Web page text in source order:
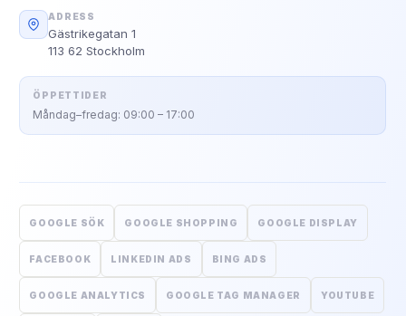
ADRESS
Gästrikegatan 1
113 62 Stockholm
ÖPPETTIDER
Måndag–fredag: 09:00 – 17:00
GOOGLE SÖK GOOGLE SHOPPING GOOGLE DISPLAY
FACEBOOK LINKEDIN ADS BING ADS
GOOGLE ANALYTICS GOOGLE TAG MANAGER YOUTUBE